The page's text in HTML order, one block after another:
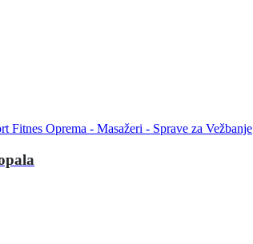
Fitnes Oprema - Masažeri - Sprave za Vežbanje